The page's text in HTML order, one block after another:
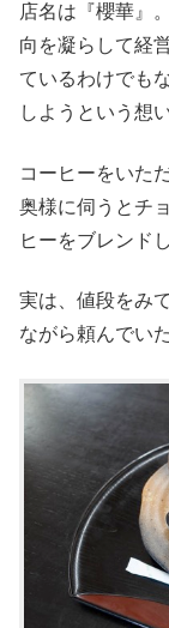
店名は『櫻華』
向を凝らして経
ているわけでも
しようという想
コーヒーをいた
奥様に伺うとチ
ヒーをブレンド
実は、値段をみ
ながら頼んでい